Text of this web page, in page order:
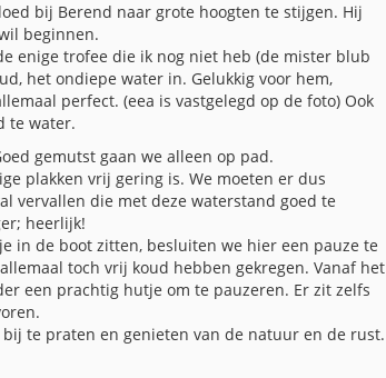
bij Berend naar grote hoogten te stijgen. Hij
beginnen.
enige trofee die ik nog niet heb (de mister blub
het ondiepe water in. Gelukkig voor hem,
perfect. (eea is vastgelegd op de foto) Ook
te water.
gemutst gaan we alleen op pad.
plakken vrij gering is. We moeten er dus
vervallen die met deze waterstand goed te
heerlijk!
in de boot zitten, besluiten we hier een pauze te
toch vrij koud hebben gekregen. Vanaf het
een prachtig hutje om te pauzeren. Er zit zelfs
te praten en genieten van de natuur en de rust.